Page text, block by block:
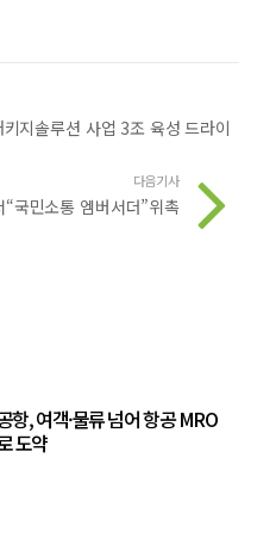
지솔루션 사업 3조 육성 드라이
다음기사
국민소통 엠버서더”위촉
항, 여객·물류 넘어 항공 MRO
도약